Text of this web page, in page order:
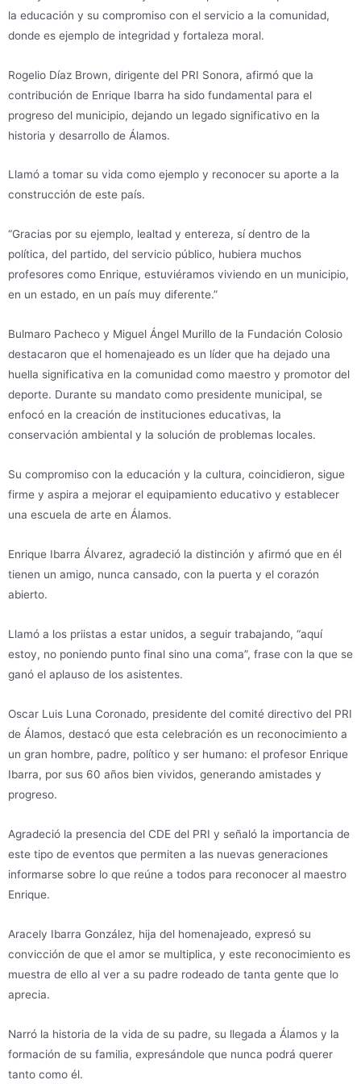
la educación y su compromiso con el servicio a la comunidad,
donde es ejemplo de integridad y fortaleza moral.
Rogelio Díaz Brown, dirigente del PRI Sonora, afirmó que la
contribución de Enrique Ibarra ha sido fundamental para el
progreso del municipio, dejando un legado significativo en la
historia y desarrollo de Álamos.
Llamó a tomar su vida como ejemplo y reconocer su aporte a la
construcción de este país.
“Gracias por su ejemplo, lealtad y entereza, sí dentro de la
política, del partido, del servicio público, hubiera muchos
profesores como Enrique, estuviéramos viviendo en un municipio,
en un estado, en un país muy diferente.”
Bulmaro Pacheco y Miguel Ángel Murillo de la Fundación Colosio
destacaron que el homenajeado es un líder que ha dejado una
huella significativa en la comunidad como maestro y promotor del
deporte. Durante su mandato como presidente municipal, se
enfocó en la creación de instituciones educativas, la
conservación ambiental y la solución de problemas locales.
Su compromiso con la educación y la cultura, coincidieron, sigue
firme y aspira a mejorar el equipamiento educativo y establecer
una escuela de arte en Álamos.
Enrique Ibarra Álvarez, agradeció la distinción y afirmó que en él
tienen un amigo, nunca cansado, con la puerta y el corazón
abierto.
Llamó a los priistas a estar unidos, a seguir trabajando, “aquí
estoy, no poniendo punto final sino una coma”, frase con la que se
ganó el aplauso de los asistentes.
Oscar Luis Luna Coronado, presidente del comité directivo del PRI
de Álamos, destacó que esta celebración es un reconocimiento a
un gran hombre, padre, político y ser humano: el profesor Enrique
Ibarra, por sus 60 años bien vividos, generando amistades y
progreso.
Agradeció la presencia del CDE del PRI y señaló la importancia de
este tipo de eventos que permiten a las nuevas generaciones
informarse sobre lo que reúne a todos para reconocer al maestro
Enrique.
Aracely Ibarra González, hija del homenajeado, expresó su
convicción de que el amor se multiplica, y este reconocimiento es
muestra de ello al ver a su padre rodeado de tanta gente que lo
aprecia.
Narró la historia de la vida de su padre, su llegada a Álamos y la
formación de su familia, expresándole que nunca podrá querer
tanto como él.